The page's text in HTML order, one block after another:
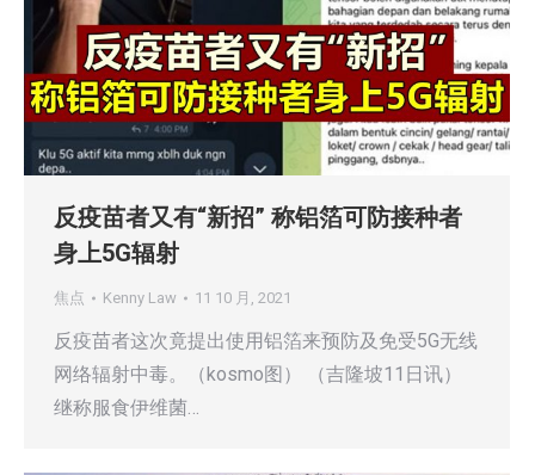
反疫苗者又有“新招” 称铝箔可防接种者
身上5G辐射
焦点 Kenny Law 11 10 月, 2021
反疫苗者这次竟提出使用铝箔来预防及免受5G无线
网络辐射中毒。（kosmo图） （吉隆坡11日讯）
继称服食伊维菌…